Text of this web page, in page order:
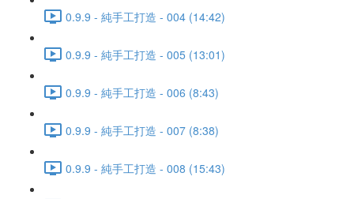
0.9.9 - 純手工打造 - 004 (14:42)
0.9.9 - 純手工打造 - 005 (13:01)
0.9.9 - 純手工打造 - 006 (8:43)
0.9.9 - 純手工打造 - 007 (8:38)
0.9.9 - 純手工打造 - 008 (15:43)